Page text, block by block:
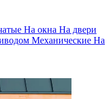
На окна На двери
Механические На